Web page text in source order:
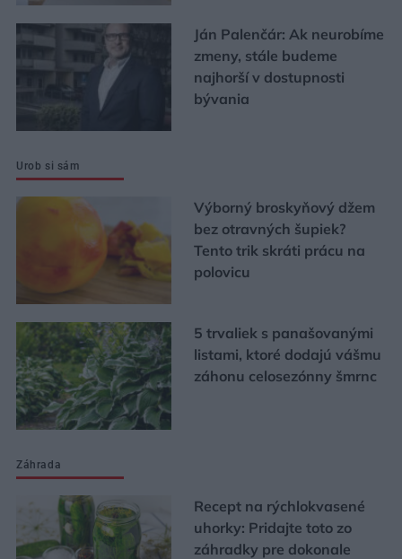
Ján Palenčár: Ak neurobíme
zmeny, stále budeme
najhorší v dostupnosti
bývania
Urob si sám
Výborný broskyňový džem
bez otravných šupiek?
Tento trik skráti prácu na
polovicu
5 trvaliek s panašovanými
listami, ktoré dodajú vášmu
záhonu celosezónny šmrnc
Záhrada
Recept na rýchlokvasené
uhorky: Pridajte toto zo
záhradky pre dokonale